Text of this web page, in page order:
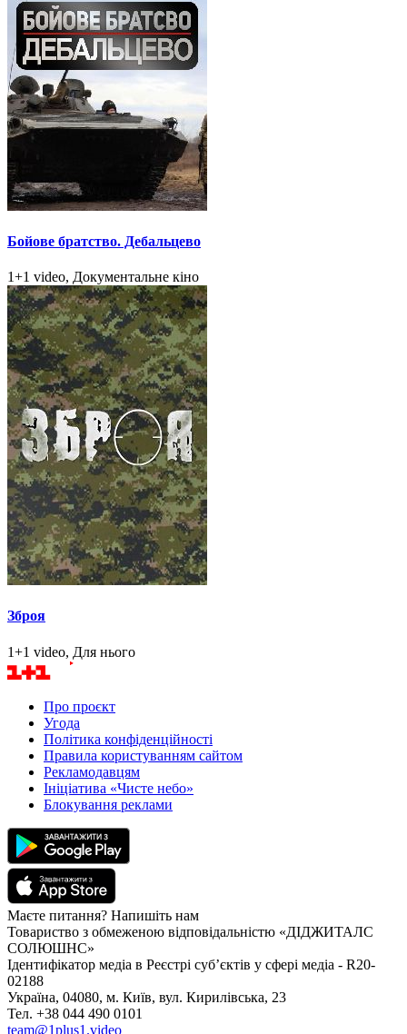
Бойове братство. Дебальцево
1+1 video, Документальне кіно
Зброя
1+1 video, Для нього
Про проєкт
Угода
Політика конфіденційності
Правила користуванням сайтом
Рекламодавцям
Ініціатива «Чисте небо»
Блокування реклами
Маєте питання? Напишіть нам
Товариство з обмеженою відповідальністю «ДІДЖИТАЛС
СОЛЮШНС»
Ідентифікатор медіа в Реєстрі суб’єктів у сфері медіа - R20-
02188
Україна, 04080, м. Київ, вул. Кирилівська, 23
Тел. +38 044 490 0101
team@1plus1.video